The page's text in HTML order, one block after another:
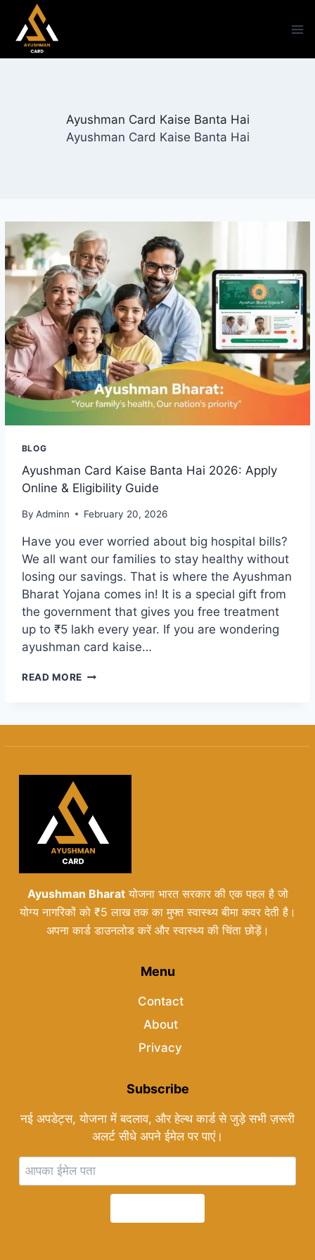
content
Ayushman Card Kaise Banta Hai
Ayushman Card Kaise Banta Hai
BLOG
Ayushman Card Kaise Banta Hai 2026: Apply
Online & Eligibility Guide
By Adminn February 20, 2026
Have you ever worried about big hospital bills?
We all want our families to stay healthy without
losing our savings. That is where the Ayushman
Bharat Yojana comes in! It is a special gift from
the government that gives you free treatment
up to ₹5 lakh every year. If you are wondering
ayushman card kaise…
READ MORE AYUSHMAN
2026:
ONLINE
ELIGIBILITY
GUIDE
Ayushman Bharatयोजना भारत सरकार की एक पहल है जो
योग्य नागरिकों को ₹5 लाख तक का मुफ्त स्वास्थ्य बीमा कवर देती है।
अपना कार्ड डाउनलोड करें और स्वास्थ्य की चिंता छोड़ें।
Menu
Contact
About
Privacy
Subscribe
नई अपडेट्स, योजना में बदलाव, और हेल्थ कार्ड से जुड़े सभी ज़रूरी
अलर्ट सीधे अपने ईमेल पर पाएं।